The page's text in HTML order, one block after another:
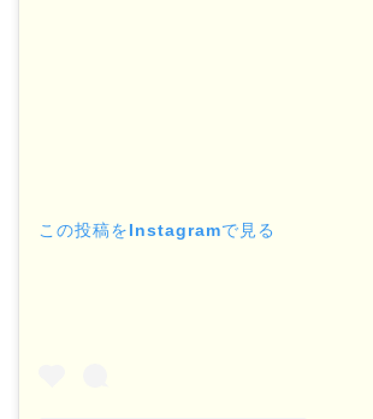
この投稿をInstagramで見る